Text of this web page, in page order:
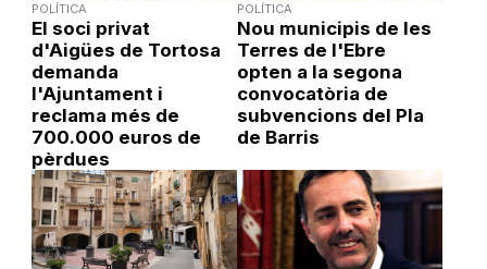
POLÍTICA
El soci privat
d'Aigües de Tortosa
demanda
l'Ajuntament i
reclama més de
700.000 euros de
pèrdues
POLÍTICA
Nou municipis de les
Terres de l'Ebre
opten a la segona
convocatòria de
subvencions del Pla
de Barris